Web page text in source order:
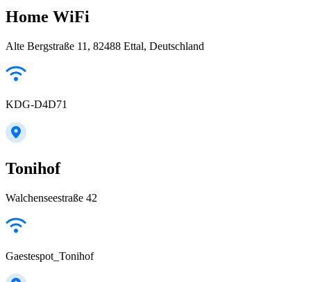
Home WiFi
Alte Bergstraße 11, 82488 Ettal, Deutschland
KDG-D4D71
Tonihof
Walchenseestraße 42
Gaestespot_Tonihof